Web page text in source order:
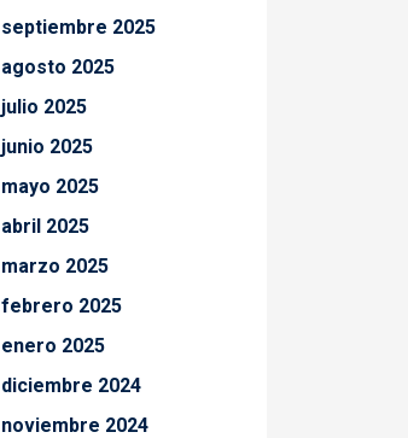
septiembre 2025
agosto 2025
julio 2025
junio 2025
mayo 2025
abril 2025
marzo 2025
febrero 2025
enero 2025
diciembre 2024
noviembre 2024